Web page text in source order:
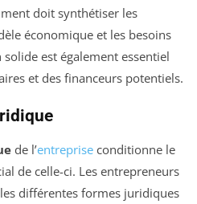
doit synthétiser les
économique et les besoins
est également essentiel
et des financeurs potentiels.
de l’entreprise conditionne le
de celle-ci. Les entrepreneurs
différentes formes juridiques